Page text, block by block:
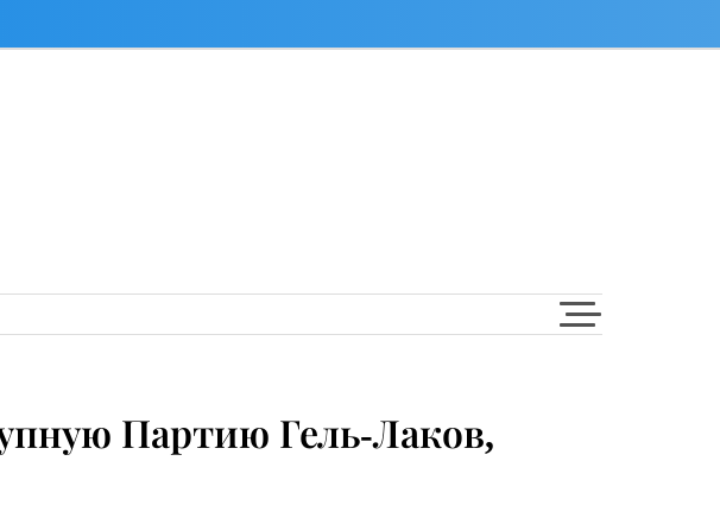
Партию Гель-Лаков,